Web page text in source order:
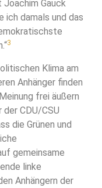
Joachim Gauck
ich damals und das
3
Klima am
Anhänger finden
frei äußern
der CDU/CSU
die Grünen und
gemeinsame
linke
Anhängern der